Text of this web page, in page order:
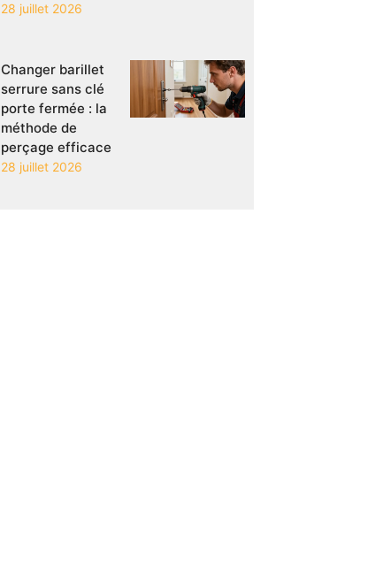
28 juillet 2026
Changer barillet
serrure sans clé
porte fermée : la
méthode de
perçage efficace
28 juillet 2026